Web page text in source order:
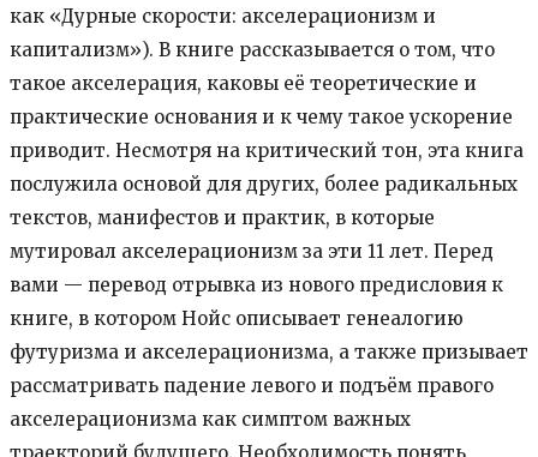
как «Дурные скорости: акселерационизм и
капитализм»). В книге рассказывается о том, что
такое акселерация, каковы её теоретические и
практические основания и к чему такое ускорение
приводит. Несмотря на критический тон, эта книга
послужила основой для других, более радикальных
текстов, манифестов и практик, в которые
мутировал акселерационизм за эти 11 лет. Перед
вами — перевод отрывка из нового предисловия к
книге, в котором Нойс описывает генеалогию
футуризма и акселерационизма, а также призывает
рассматривать падение левого и подъём правого
акселерационизма как симптом важных